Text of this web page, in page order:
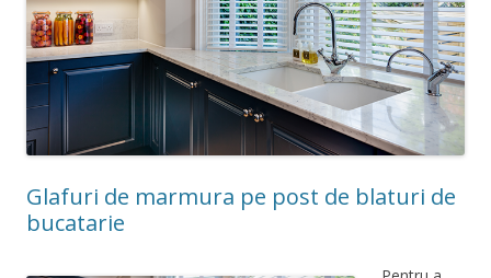
Glafuri de marmura pe post de blaturi de
bucatarie